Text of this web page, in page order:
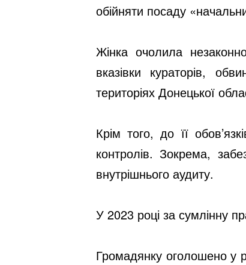
обійняти посаду
Жінка очолила
вказівки кураторів,
територіях Донецької
Крім того, до її
контролів. Зокрема,
внутрішнього аудиту.
У 2023 році за сумлінну
Громадянку оголошено у